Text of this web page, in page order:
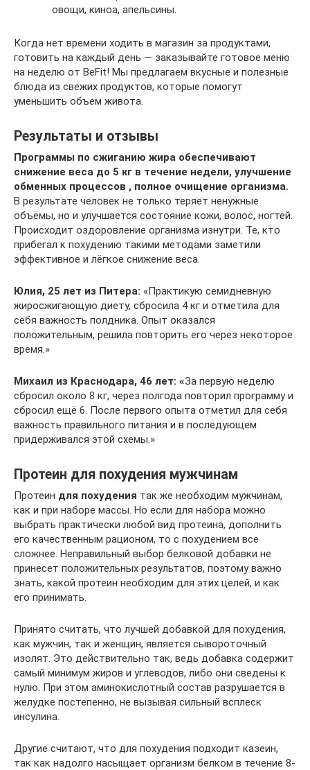
овощи, киноа, апельсины.
Когда нет времени ходить в магазин за продуктами,
готовить на каждый день — заказывайте готовое меню
на неделю от BeFit! Мы предлагаем вкусные и полезные
блюда из свежих продуктов, которые помогут
уменьшить объем живота.
Результаты и отзывы
Программы по сжиганию жира обеспечивают
снижение веса до 5 кг в течение недели, улучшение
обменных процессов , полное очищение организма.
В результате человек не только теряет ненужные
объёмы, но и улучшается состояние кожи, волос, ногтей.
Происходит оздоровление организма изнутри. Те, кто
прибегал к похудению такими методами заметили
эффективное и лёгкое снижение веса.
Юлия, 25 лет из Питера: «Практикую семидневную
жиросжигающую диету, сбросила 4 кг и отметила для
себя важность полдника. Опыт оказался
положительным, решила повторить его через некоторое
время.»
Михаил из Краснодара, 46 лет: «За первую неделю
сбросил около 8 кг, через полгода повторил программу и
сбросил ещё 6. После первого опыта отметил для себя
важность правильного питания и в последующем
придерживался этой схемы.»
Протеин для похудения мужчинам
Протеин для похудения так же необходим мужчинам,
как и при наборе массы. Но если для набора можно
выбрать практически любой вид протеина, дополнить
его качественным рационом, то с похудением все
сложнее. Неправильный выбор белковой добавки не
принесет положительных результатов, поэтому важно
знать, какой протеин необходим для этих целей, и как
его принимать.
Принято считать, что лучшей добавкой для похудения,
как мужчин, так и женщин, является сывороточный
изолят. Это действительно так, ведь добавка содержит
самый минимум жиров и углеводов, либо они сведены к
нулю. При этом аминокислотный состав разрушается в
желудке постепенно, не вызывая сильный всплеск
инсулина.
Другие считают, что для похудения подходит казеин,
так как надолго насыщает организм белком в течение 8-